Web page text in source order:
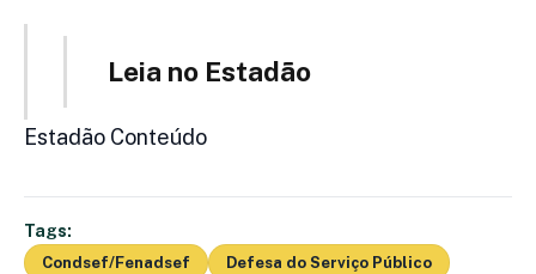
Leia no Estadão
Estadão Conteúdo
Tags:
Condsef/Fenadsef Defesa do Serviço Público